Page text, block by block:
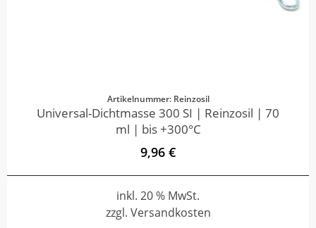
Artikelnummer: Reinzosil
Universal-Dichtmasse 300 SI | Reinzosil | 70
ml | bis +300°C
9,96 €
inkl. 20 % MwSt.
zzgl. Versandkosten